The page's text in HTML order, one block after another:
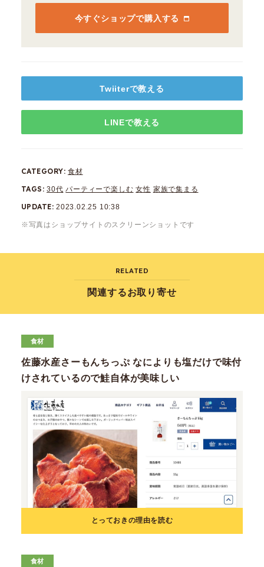
今すぐショップで購入する
Twiiterで教える
LINEで教える
CATEGORY 食材
TAGS 30代 パーティーで楽しむ 女性 家族で集まる
UPDATE 2023.02.25 10:38
※写真はショップサイトのスクリーンショットです
RELATED
関連するお取り寄せ
食材
佐藤水産さーもんちっぷ なによりも塩だけで味付
けされているので鮭自体が美味しい
とっておきの理由を読む
食材